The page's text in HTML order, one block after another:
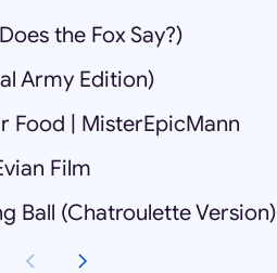
the Fox Say?)
Army Edition)
Food | MisterEpicMann
Film
Ball (Chatroulette Version)